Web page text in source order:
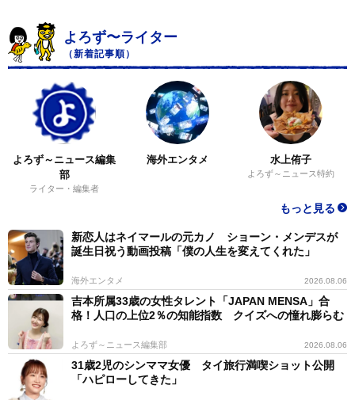
よろず〜ライター
（新着記事順）
よろず～ニュース編集
部
ライター・編集者
海外エンタメ 水上侑子
よろず～ニュース特約
もっと見る
新恋人はネイマールの元カノ ショーン・メンデスが
誕生日祝う動画投稿「僕の人生を変えてくれた」
海外エンタメ 2026.08.06
吉本所属33歳の女性タレント「JAPAN MENSA」合
格！人口の上位2％の知能指数 クイズへの憧れ膨らむ
よろず～ニュース編集部 2026.08.06
31歳2児のシンママ女優 タイ旅行満喫ショット公開
「ハピローしてきた」